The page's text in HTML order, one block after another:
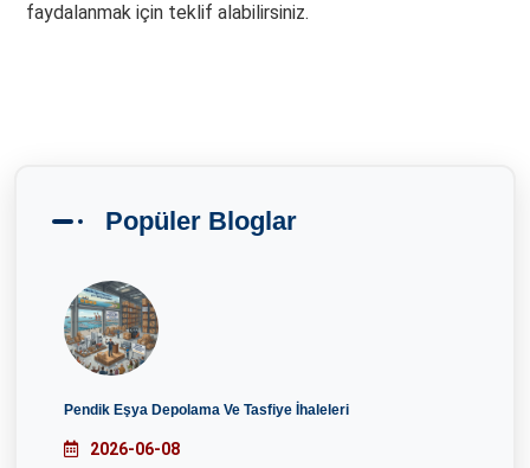
faydalanmak için teklif alabilirsiniz.
Popüler Bloglar
Pendik Eşya Depolama Ve Tasfiye İhaleleri
2026-06-08